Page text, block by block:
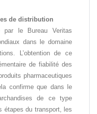
de distribution
par le Bureau Veritas
dans le domaine
L’obtention de ce
de fiabilité des
pharmaceutiques
confirme que dans le
de ce type
du transport, les